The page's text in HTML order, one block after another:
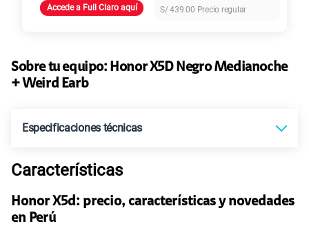
Ver más planes
Accede a Full Claro aquí S/439.00 Precio regular
Sobre tu equipo: HonorX5D Negro Medianoche
+ Weird Earb
Especificaciones técnicas
Tecnología de Pantalla
Características
Honor X5d: precio, características y novedades
en Perú